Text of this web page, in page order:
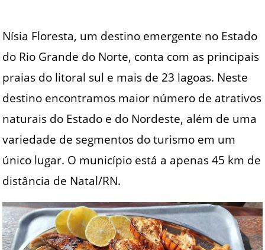
Nísia Floresta, um destino emergente no Estado
do Rio Grande do Norte, conta com as principais
praias do litoral sul e mais de 23 lagoas. Neste
destino encontramos maior número de atrativos
naturais do Estado e do Nordeste, além de uma
variedade de segmentos do turismo em um
único lugar. O município está a apenas 45 km de
distância de Natal/RN.